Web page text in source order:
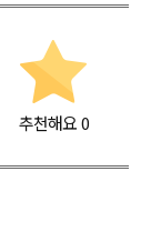
추천해요 0